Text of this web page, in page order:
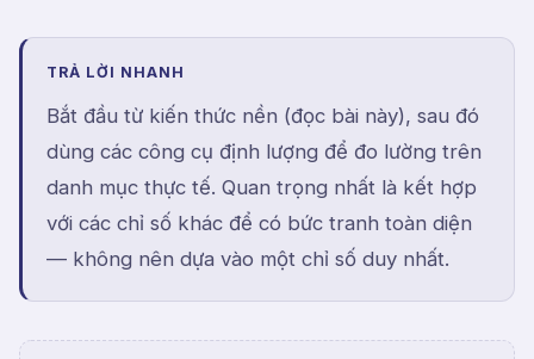
TRẢ LỜI NHANH
Bắt đầu từ kiến thức nền (đọc bài này), sau đó
dùng các công cụ định lượng để đo lường trên
danh mục thực tế. Quan trọng nhất là kết hợp
với các chỉ số khác để có bức tranh toàn diện
— không nên dựa vào một chỉ số duy nhất.